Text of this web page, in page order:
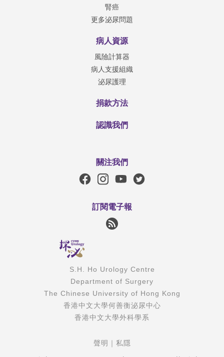
腎癌
更多泌尿問題
病人資源
風險計算器
病人支援組織
泌尿護理
捐款方法
認識我們
關注我們
訂閱電子報
S.H. Ho Urology Centre
Department of Surgery
The Chinese University of Hong Kong
香港中文大學何善衡泌尿中心
香港中文大學外科學系
聲明 ｜ 私隱